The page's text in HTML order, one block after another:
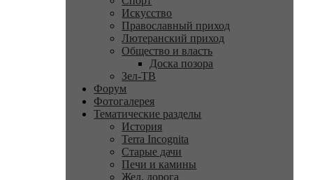
Искусство
Православный приход
Лютеранский приход
Общество и власть
Доска позора
Зел-ТВ
Форум
Фотогалерея
Тематические разделы
История
Terra Incognita
Старые дачи
Печи и камины
Жел. дорога